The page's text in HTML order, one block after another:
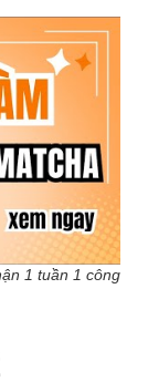
1 tuần 1 công